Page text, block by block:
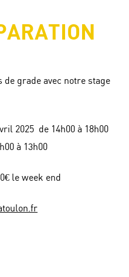
de grade avec notre stage
2025 de 14h00 à 18h00
à 13h00
le week end